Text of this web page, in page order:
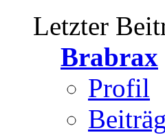
Letzter
Brabrax
Profil